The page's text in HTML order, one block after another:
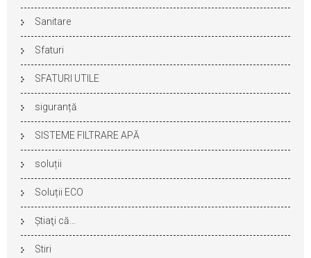
Sanitare
Sfaturi
SFATURI UTILE
siguranță
SISTEME FILTRARE APĂ
soluții
Soluții ECO
Ştiaţi că…
Stiri